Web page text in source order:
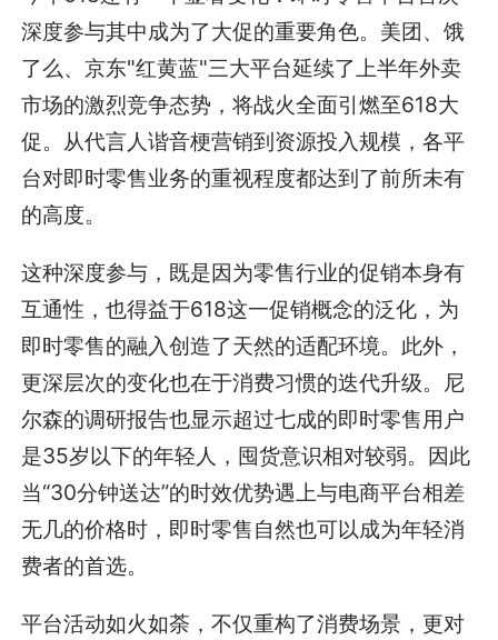
深度参与其中成为了大促的重要角色。美团、饿
了么、京东"红黄蓝"三大平台延续了上半年外卖
市场的激烈竞争态势，将战火全面引燃至618大
促。从代言人谐音梗营销到资源投入规模，各平
台对即时零售业务的重视程度都达到了前所未有
的高度。
这种深度参与，既是因为零售行业的促销本身有
互通性，也得益于618这一促销概念的泛化，为
即时零售的融入创造了天然的适配环境。此外，
更深层次的变化也在于消费习惯的迭代升级。尼
尔森的调研报告也显示超过七成的即时零售用户
是35岁以下的年轻人，囤货意识相对较弱。因此
当“30分钟送达”的时效优势遇上与电商平台相差
无几的价格时，即时零售自然也可以成为年轻消
费者的首选。
平台活动如火如荼，不仅重构了消费场景，更对